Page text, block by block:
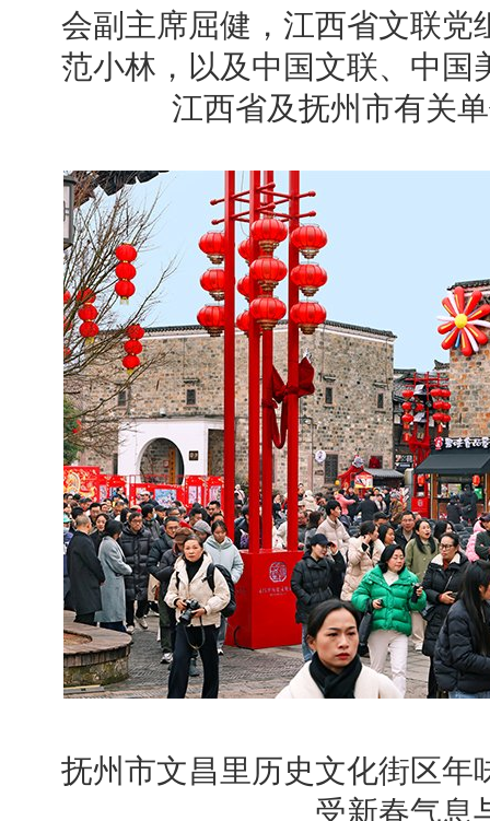
会副主席屈健，江西省文联党
范小林，以及中国文联、中国
江西省及抚州市有关
抚州市文昌里历史文化街区年
受新春气息